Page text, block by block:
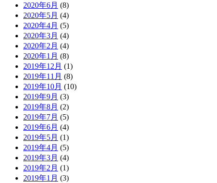
2020年6月 (8)
2020年5月 (4)
2020年4月 (5)
2020年3月 (4)
2020年2月 (4)
2020年1月 (8)
2019年12月 (1)
2019年11月 (8)
2019年10月 (10)
2019年9月 (3)
2019年8月 (2)
2019年7月 (5)
2019年6月 (4)
2019年5月 (1)
2019年4月 (5)
2019年3月 (4)
2019年2月 (1)
2019年1月 (3)